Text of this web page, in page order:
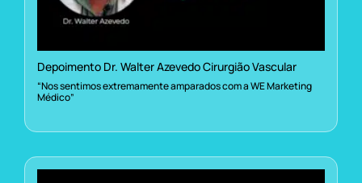
Depoimento Dr. Walter Azevedo Cirurgião Vascular
“Nos sentimos extremamente amparados com a WE Marketing
Médico”